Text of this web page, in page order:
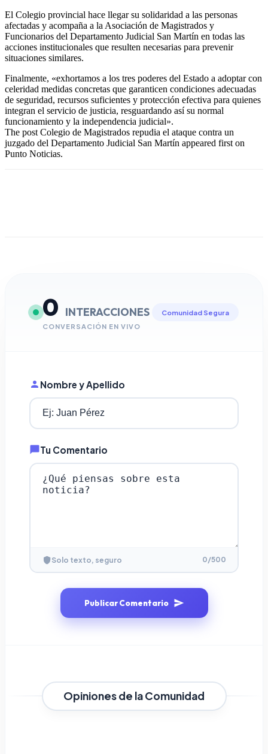
El Colegio provincial hace llegar su solidaridad a las personas
afectadas y acompaña a la Asociación de Magistrados y
Funcionarios del Departamento Judicial San Martín en todas las
acciones institucionales que resulten necesarias para prevenir
situaciones similares.
Finalmente, «exhortamos a los tres poderes del Estado a adoptar con
celeridad medidas concretas que garanticen condiciones adecuadas
de seguridad, recursos suficientes y protección efectiva para quienes
integran el servicio de justicia, resguardando así su normal
funcionamiento y la independencia judicial».
The post Colegio de Magistrados repudia el ataque contra un
juzgado del Departamento Judicial San Martín appeared first on
Punto Noticias.
0 INTERACCIONES
CONVERSACIÓN EN VIVO
Comunidad Segura
Nombre y Apellido
Tu Comentario
Solo texto, seguro 0/500
Publicar Comentario
Opiniones de la Comunidad